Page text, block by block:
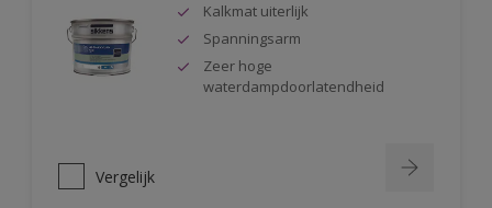
Kalkmat uiterlijk
Spanningsarm
Zeer hoge
waterdampdoorlatendheid
Vergelijk